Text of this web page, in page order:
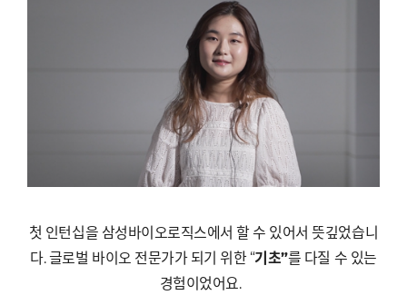
첫 인턴십을 삼성바이오로직스에서 할 수 있어서 뜻깊었습니
다.글로벌 바이오 전문가가 되기 위한 “기초”를 다질 수 있는
경험이었어요.